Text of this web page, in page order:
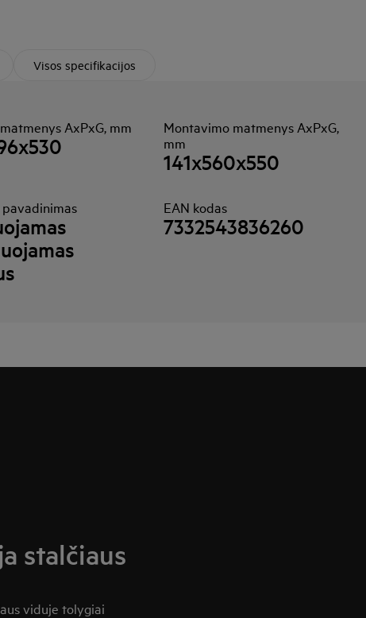
Visos specifikacijos
AxPxG, mm
Montavimo matmenys AxPxG,
mm
141x560x550
EAN kodas
7332543836260
stalčiaus
viduje tolygiai